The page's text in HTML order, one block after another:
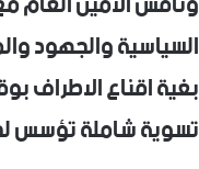
السياسية والجهود
بغية اقناع الاطراف
تسوية شاملة تؤسس